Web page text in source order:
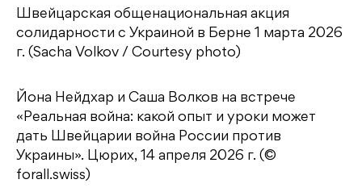
Швейцарская общенациональная акция
солидарности с Украиной в Берне 1 марта 2026
г. (Sacha Volkov / Courtesy photo)
Йона Нейдхар и Саша Волков на встрече
«Реальная война: какой опыт и уроки может
дать Швейцарии война России против
Украины». Цюрих, 14 апреля 2026 г. (©
forall.swiss)